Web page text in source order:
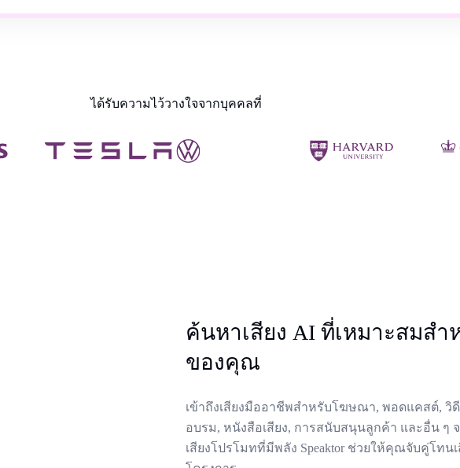
ได้รับความไว้วางใจจากบุคคลที่
ค้นหาเสียง AI ที่เหมาะสมสำ
ของคุณ
เข้าถึงเสียงมืออาชีพสำหรับโฆษณา, พอดแคสต์, วิดี
อบรม, หนังสือเสียง, การสนับสนุนลูกค้า และอื่น ๆ
เสียงโปรโมทที่มีพลัง Speaktor ช่วยให้คุณจับคู่โทน